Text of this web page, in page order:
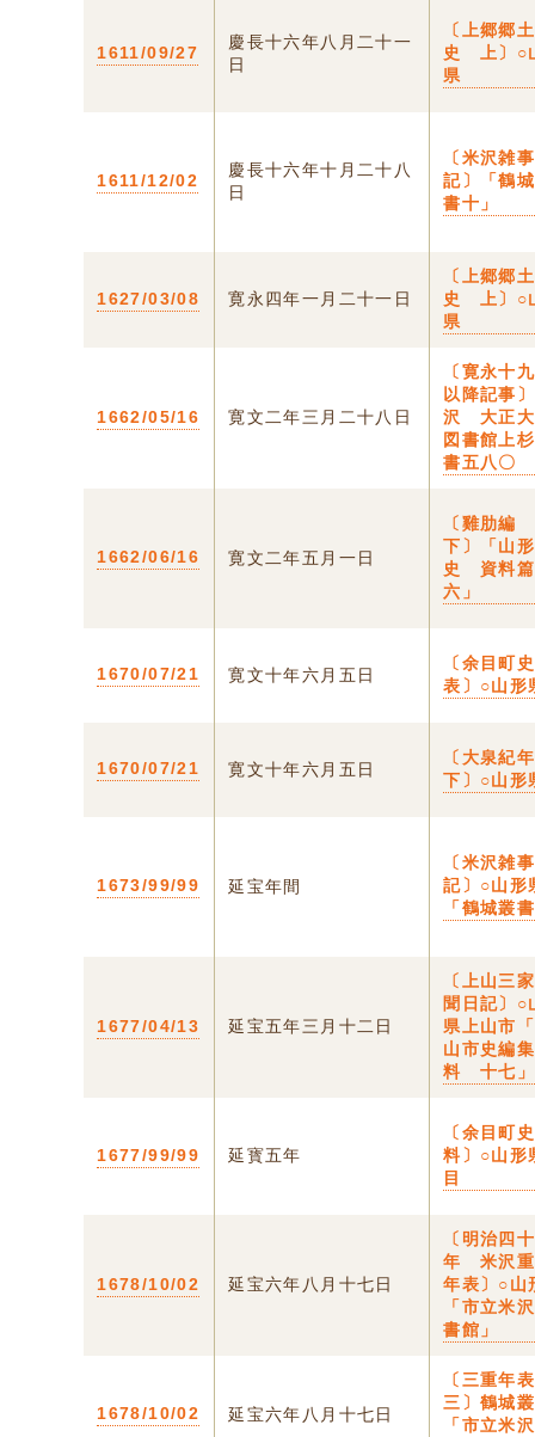
1611/09/27
慶長十六年八月二十一
日
〔上郷郷土
史 上〕○
県
1611/12/02
慶長十六年十月二十八
日
〔米沢雑事
記〕「鶴
書十」
1627/03/08 寛永四年一月二十一日
〔上郷郷土
史 上〕○
県
1662/05/16 寛文二年三月二十八日
〔寛永十
以降記事
沢 大正
図書館上
書五八〇
1662/06/16 寛文二年五月一日
〔雞肋編
下〕「山
史 資料篇
六」
1670/07/21 寛文十年六月五日
〔余目町
表〕○山形
1670/07/21 寛文十年六月五日
〔大泉
下〕○山形
1673/99/99 延宝年間
〔米沢雑事
記〕○山形
「鶴城叢
1677/04/13 延宝五年三月十二日
〔上山三
聞日記〕○
県上山市
山市史編
料 十七」
1677/99/99 延寳五年
〔余目町
料〕○山形
目
1678/10/02 延宝六年八月十七日
〔明治四
年 米沢
年表〕○山
「市立米
書館」
1678/10/02 延宝六年八月十七日
〔三重
三〕鶴城
「市立米